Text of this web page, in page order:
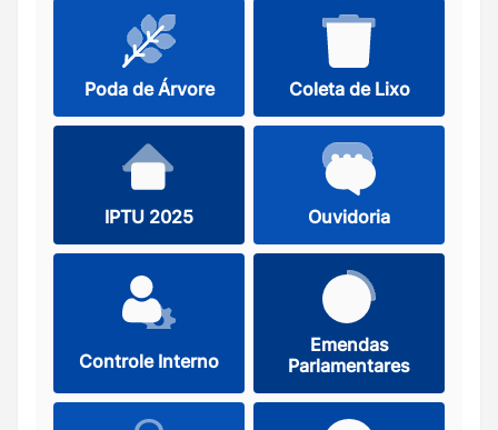
Poda de Árvore Coleta de Lixo
IPTU 2025 Ouvidoria
Controle Interno
Emendas
Parlamentares